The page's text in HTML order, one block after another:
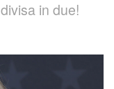
in due!